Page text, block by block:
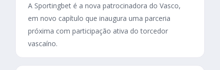
A Sportingbet é a nova patrocinadora do Vasco,
em novo capítulo que inaugura uma parceria
próxima com participação ativa do torcedor
vascaíno.